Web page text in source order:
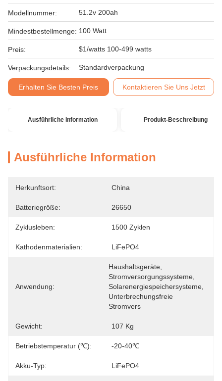
Modellnummer: 51.2v 200ah
Mindestbestellmenge: 100 Watt
Preis: $1/watts 100-499 watts
Verpackungsdetails: Standardverpackung
Erhalten Sie Besten Preis Kontaktieren Sie Uns Jetzt
Ausführliche Information Produkt-Beschreibung
Ausführliche Information
Herkunftsort: China
Batteriegröße: 26650
Zyklusleben: 1500 Zyklen
Kathodenmaterialien: LiFePO4
Anwendung:
Haushaltsgeräte,
Stromversorgungssysteme,
Solarenergiespeichersysteme,
Unterbrechungsfreie
Stromvers
Gewicht: 107 Kg
Betriebstemperatur (℃): -20-40℃
Akku-Typ: LiFePO4